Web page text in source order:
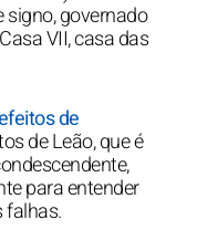
signo, governado
VII, casa das
de
de Leão, que é
para entender
falhas.